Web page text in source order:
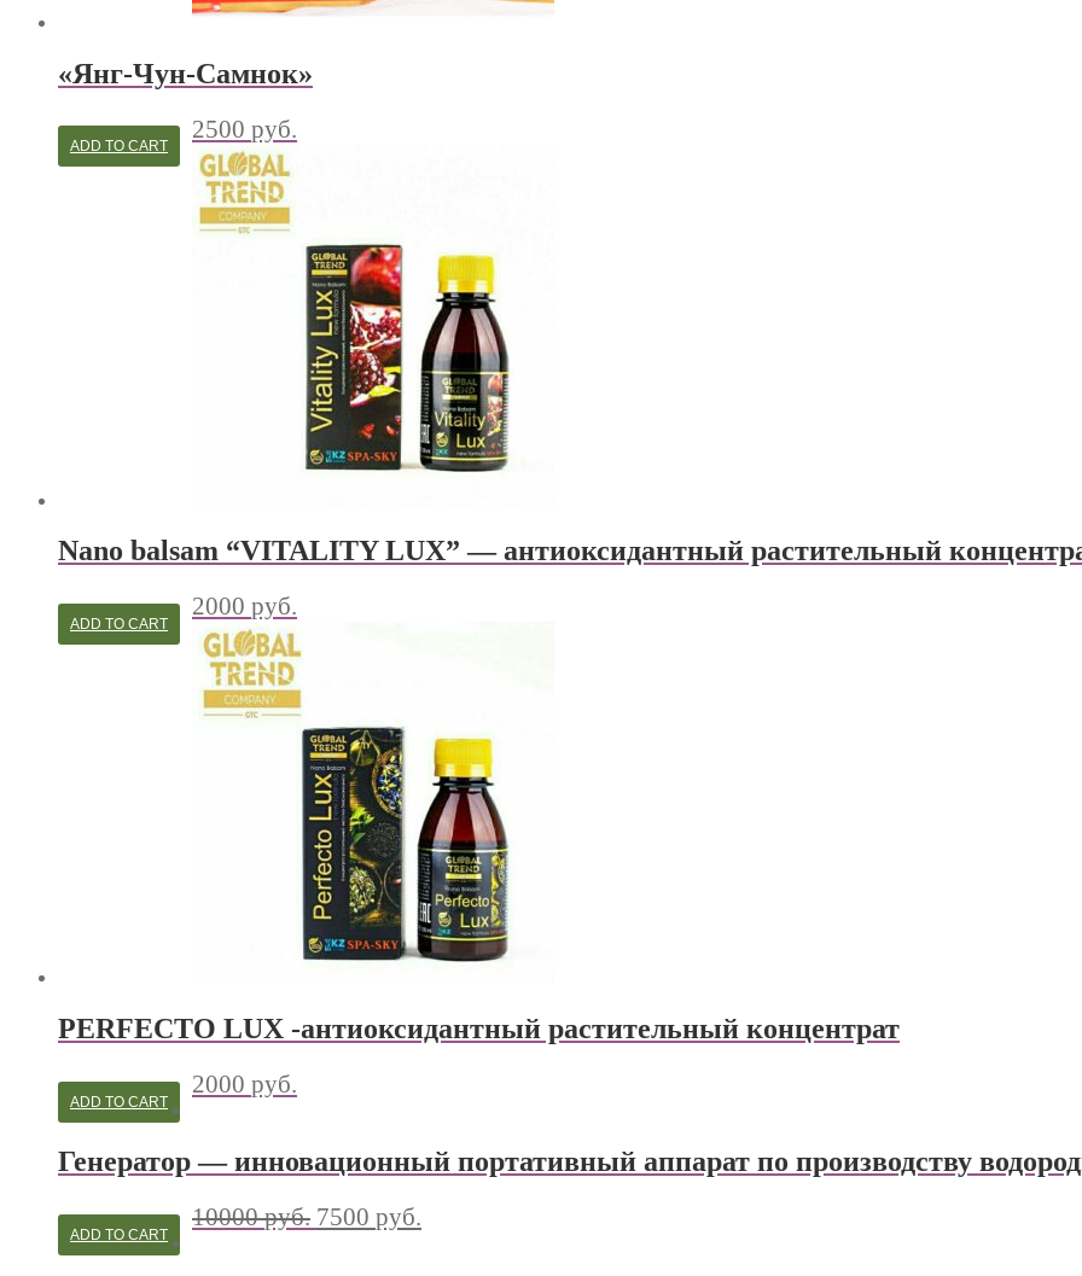
«Янг-Чун-Самнок»
2500 руб.
ADD TO CART
Nano balsam “VITALITY LUX” — антиоксидантный растительный
2000 руб.
ADD TO CART
PERFECTO LUX -антиоксидантный растительный концентрат
2000 руб.
ADD TO CART
Генератор — инновационный портативный аппарат по производству
10000руб. 7500 руб.
ADD TO CART